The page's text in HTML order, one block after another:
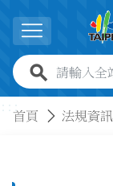
展開選單
全站查詢
:::
:::
首頁 法規資訊